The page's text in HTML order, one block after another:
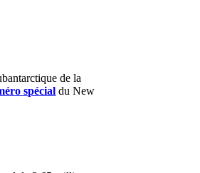
de la
spécial du New